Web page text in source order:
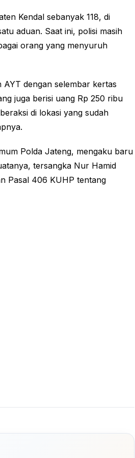
Kendal sebanyak 118, di
aduan. Saat ini, polisi masih
orang yang menyuruh
dengan selembar kertas
juga berisi uang Rp 250 ribu
di lokasi yang sudah
Polda Jateng, mengaku baru
tersangka Nur Hamid
Pasal 406 KUHP tentang